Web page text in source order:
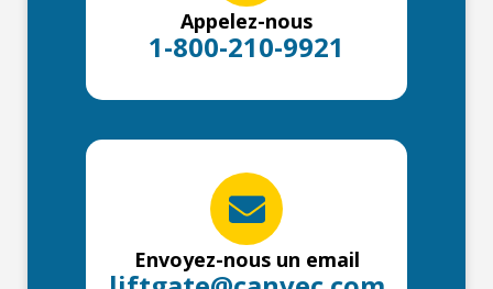
Appelez-nous
1-800-210-9921
Envoyez-nous un email